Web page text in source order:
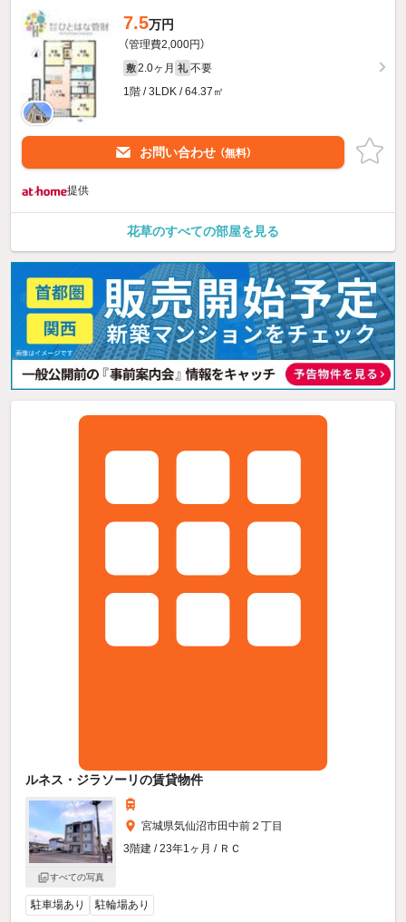
7.5万円
（管理費2,000円）
敷 2.0ヶ月 礼 不要
1階 / 3LDK / 64.37㎡
お問い合わせ （無料）
提供
花草のすべての部屋を見る
ルネス・ジラソーリの賃貸物件
すべての写真
宮城県気仙沼市田中前２丁目
3階建 / 23年1ヶ月 / ＲＣ
駐車場あり 駐輪場あり